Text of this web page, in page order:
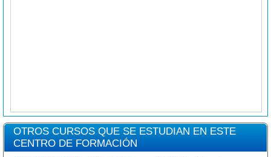
OTROS CURSOS QUE SE ESTUDIAN EN ESTE
CENTRO DE FORMACIÓN